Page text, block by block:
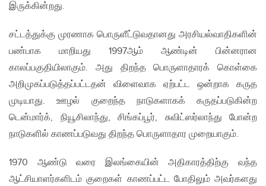
இருக்கின்றது.
சட்டத்துக்கு முரணாக பொருளீட்டுவதானது அரசியல்வாதிகளின்
பண்பாக மாறியது 1997ஆம் ஆண்டின் பின்னரான
காலப்பகுதியிலாகும். அது திறந்த பொருளாதாரக் கொள்கை
அறிமுகப்படுத்தப்பட்டதன் விளைவாக ஏற்பட்ட ஒன்றாக கருத
முடியாது. ஊழல் குறைந்த நாடுகளாகக் கருதப்படுகின்ற
டென்மார்க், நியூசிலாந்து, சிங்கப்பூர், சுவிட்ஸர்லாந்து போன்ற
நாடுகளில் காணப்படுவது திறந்த பொருளாதார முறையாகும்.
1970 ஆண்டு வரை இலங்கையின் அதிகாரத்திற்கு வந்த
ஆட்சியாளர்களிடம் குறைகள் காணப்பட்ட போதிலும் அவர்களது